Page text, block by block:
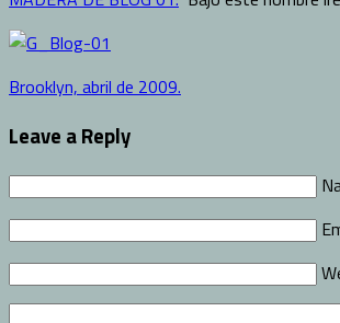
Brooklyn, abril de 2009.
Leave a Reply